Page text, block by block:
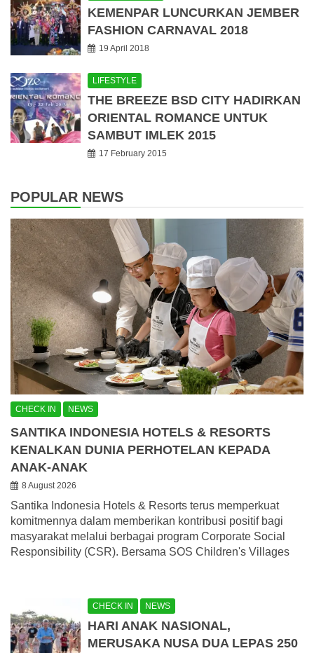
KEMENPAR LUNCURKAN JEMBER
FASHION CARNAVAL 2018
19 April 2018
LIFESTYLE
THE BREEZE BSD CITY HADIRKAN
ORIENTAL ROMANCE UNTUK
SAMBUT IMLEK 2015
17 February 2015
POPULAR NEWS
CHECK IN NEWS
SANTIKA INDONESIA HOTELS & RESORTS
KENALKAN DUNIA PERHOTELAN KEPADA
ANAK-ANAK
8 August 2026
Santika Indonesia Hotels & Resorts terus memperkuat
komitmennya dalam memberikan kontribusi positif bagi
masyarakat melalui berbagai program Corporate Social
Responsibility (CSR). Bersama SOS Children's Villages
CHECK IN NEWS
HARI ANAK NASIONAL,
MERUSAKA NUSA DUA LEPAS 250